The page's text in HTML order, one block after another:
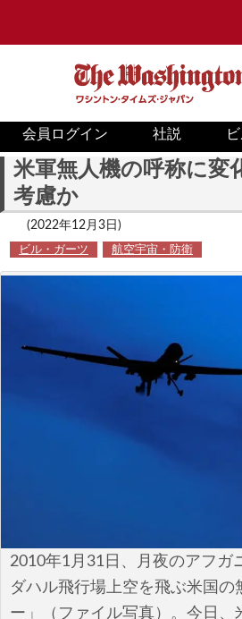
ニュース
政治
ホワイトハウス
ポリシー
税制・予算
会員ログイン 社説
米軍無人機の呼称に
考慮か
(2022年12月3日)
ビル・ガーツ 航空宇宙・防衛
2010年1月31日、月夜のアフガ
ダハル飛行場上空を飛ぶ米国の
ー」（ファイル写真）。今日、